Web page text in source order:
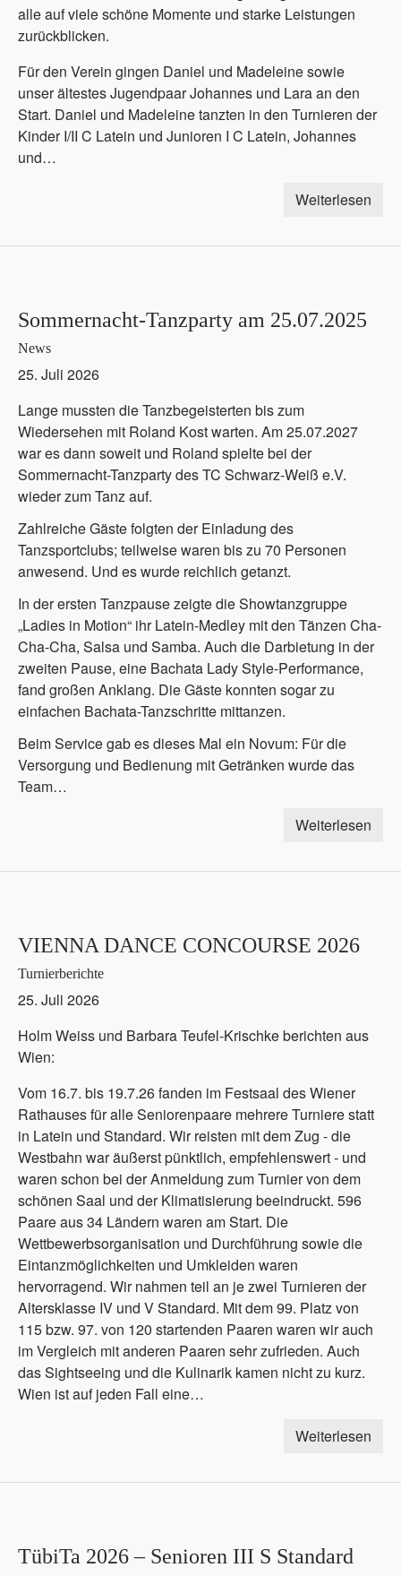
alle auf viele schöne Momente und starke Leistungen
zurückblicken.
Für den Verein gingen Daniel und Madeleine sowie
unser ältestes Jugendpaar Johannes und Lara an den
Start. Daniel und Madeleine tanzten in den Turnieren der
Kinder I/II C Latein und Junioren I C Latein, Johannes
und…
Weiterlesen
Sommernacht-Tanzparty am 25.07.2025
News
25. Juli 2026
Lange mussten die Tanzbegeisterten bis zum
Wiedersehen mit Roland Kost warten. Am 25.07.2027
war es dann soweit und Roland spielte bei der
Sommernacht-Tanzparty des TC Schwarz-Weiß e.V.
wieder zum Tanz auf.
Zahlreiche Gäste folgten der Einladung des
Tanzsportclubs; teilweise waren bis zu 70 Personen
anwesend. Und es wurde reichlich getanzt.
In der ersten Tanzpause zeigte die Showtanzgruppe
„Ladies in Motion“ ihr Latein-Medley mit den Tänzen Cha-
Cha-Cha, Salsa und Samba. Auch die Darbietung in der
zweiten Pause, eine Bachata Lady Style-Performance,
fand großen Anklang. Die Gäste konnten sogar zu
einfachen Bachata-Tanzschritte mittanzen.
Beim Service gab es dieses Mal ein Novum: Für die
Versorgung und Bedienung mit Getränken wurde das
Team…
Weiterlesen
VIENNA DANCE CONCOURSE 2026
Turnierberichte
25. Juli 2026
Holm Weiss und Barbara Teufel-Krischke berichten aus
Wien:
Vom 16.7. bis 19.7.26 fanden im Festsaal des Wiener
Rathauses für alle Seniorenpaare mehrere Turniere statt
in Latein und Standard. Wir reisten mit dem Zug - die
Westbahn war äußerst pünktlich, empfehlenswert - und
waren schon bei der Anmeldung zum Turnier von dem
schönen Saal und der Klimatisierung beeindruckt. 596
Paare aus 34 Ländern waren am Start. Die
Wettbewerbsorganisation und Durchführung sowie die
Eintanzmöglichkeiten und Umkleiden waren
hervorragend. Wir nahmen teil an je zwei Turnieren der
Altersklasse IV und V Standard. Mit dem 99. Platz von
115 bzw. 97. von 120 startenden Paaren waren wir auch
im Vergleich mit anderen Paaren sehr zufrieden. Auch
das Sightseeing und die Kulinarik kamen nicht zu kurz.
Wien ist auf jeden Fall eine…
Weiterlesen
TübiTa 2026 – Senioren III S Standard